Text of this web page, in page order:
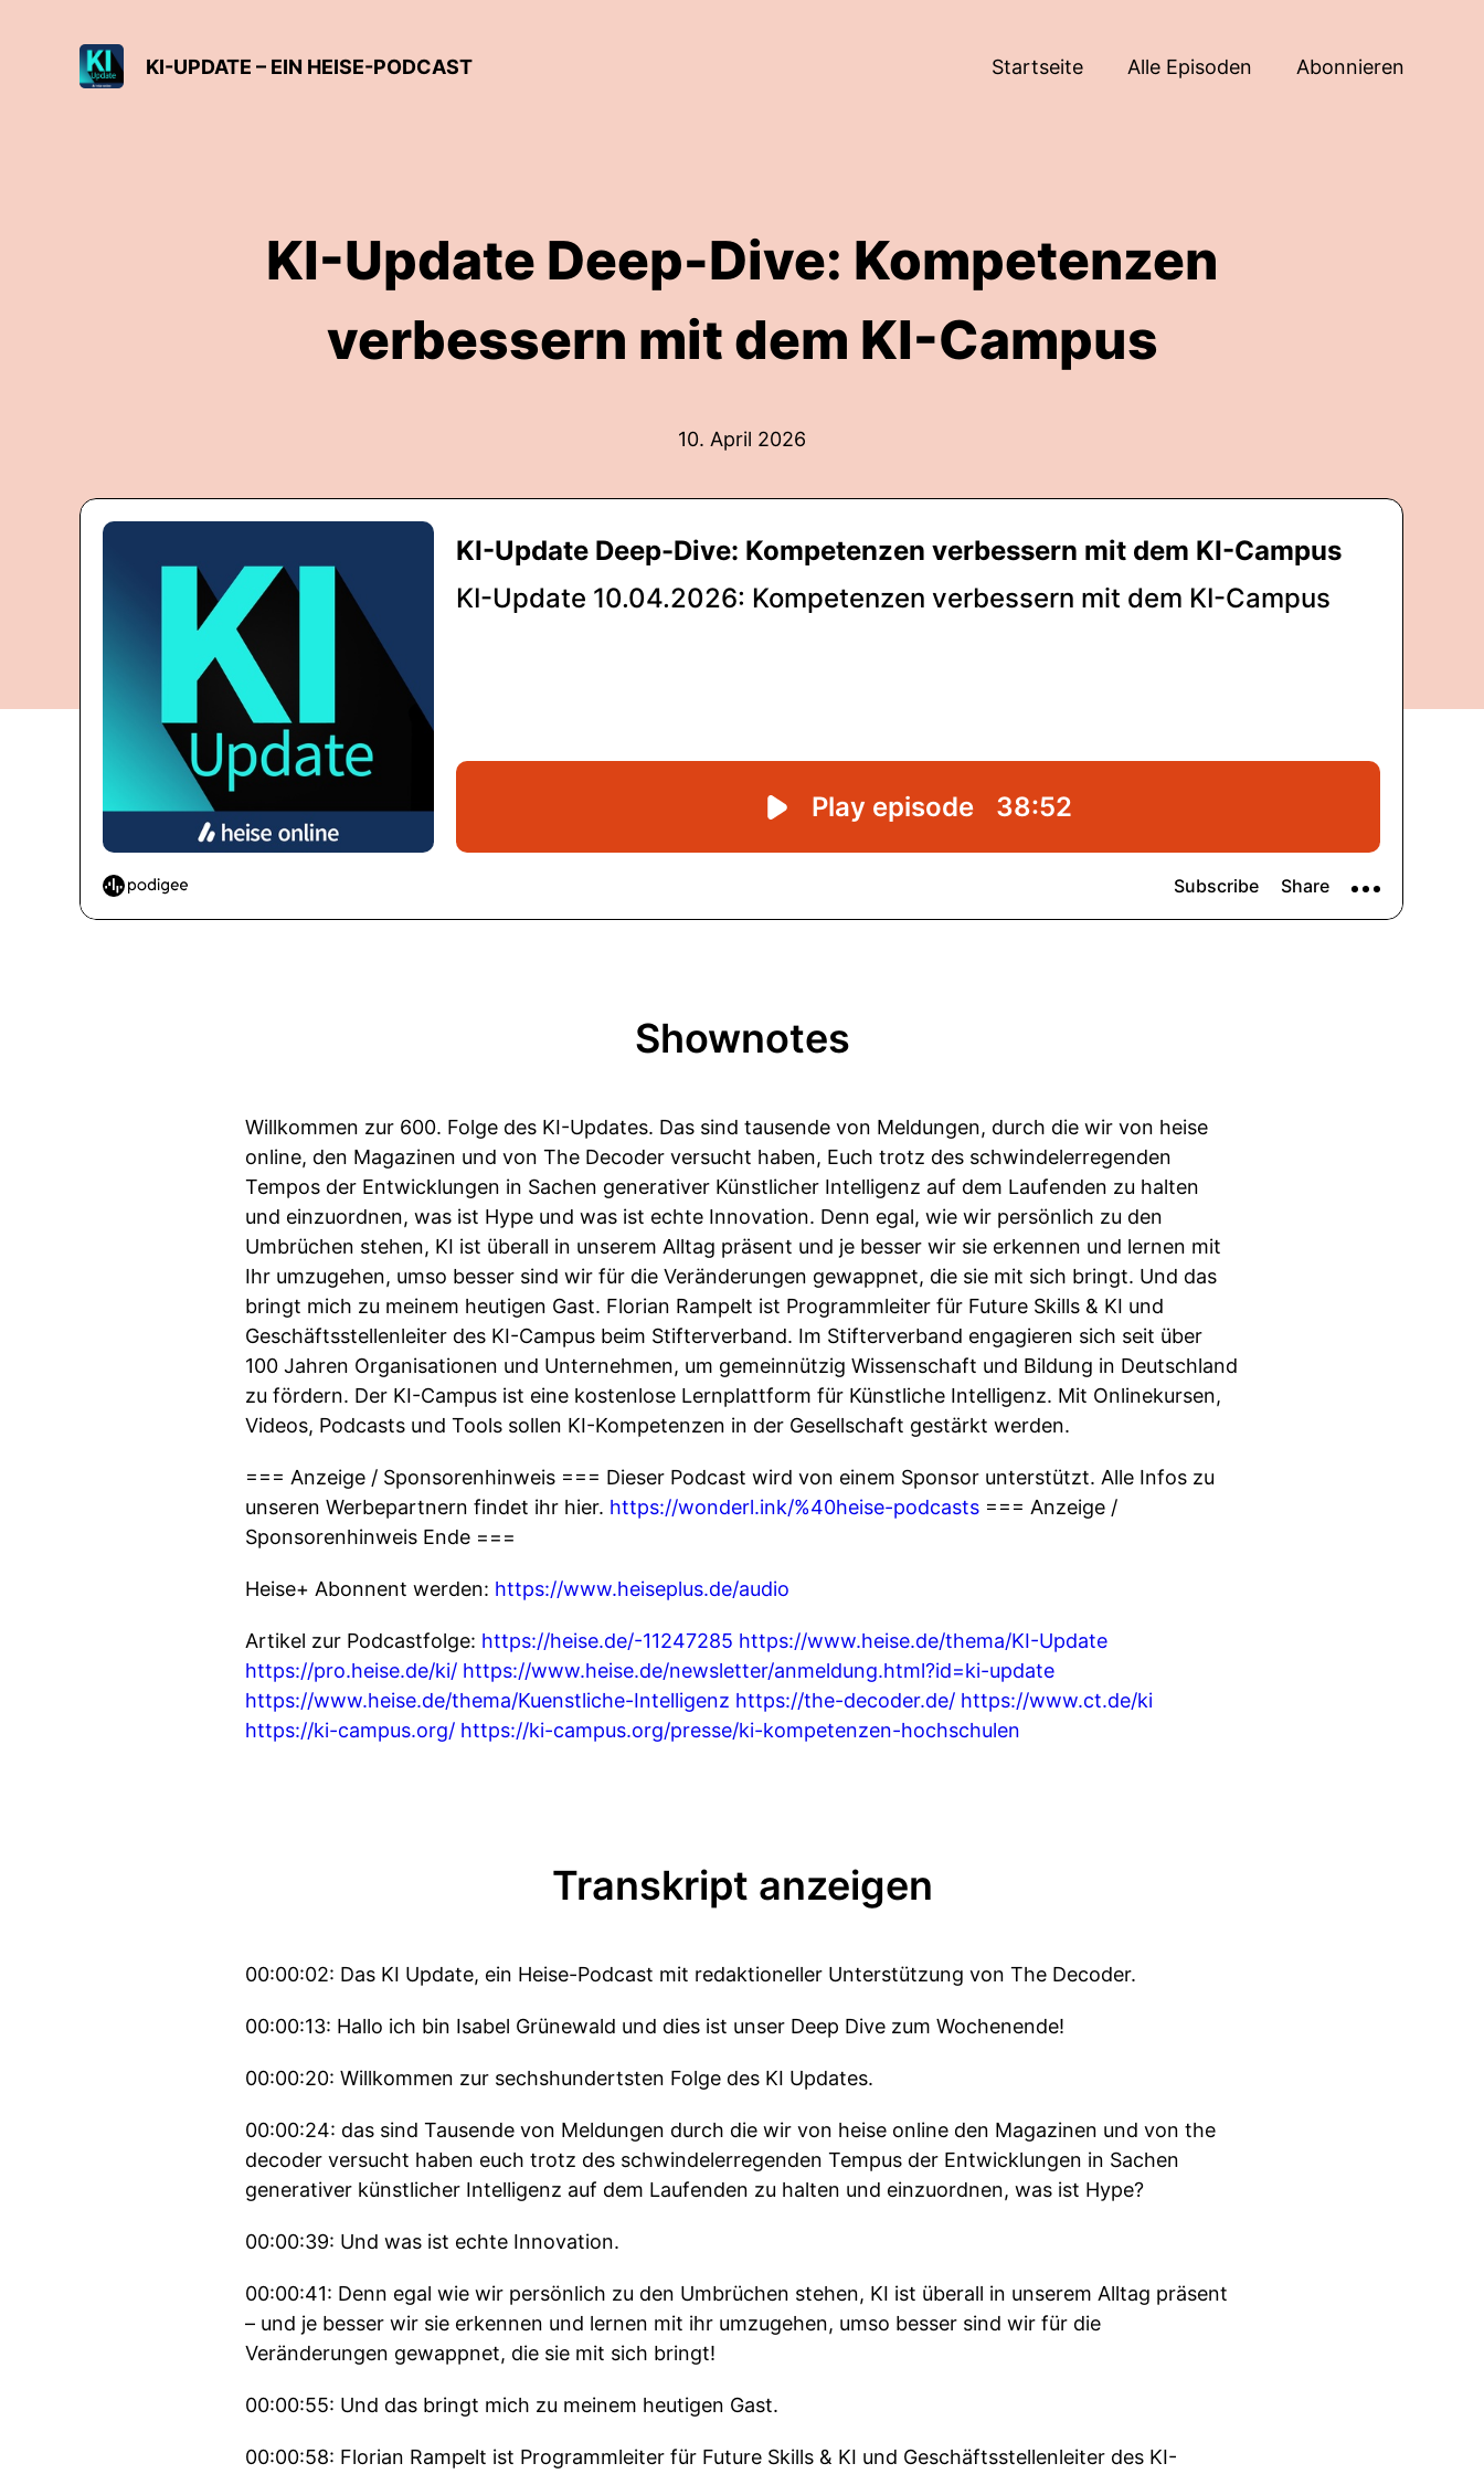
KI-UPDATE – EIN HEISE-PODCAST Startseite Alle Episoden Abonnieren
KI-Update Deep-Dive: Kompetenzen
verbessern mit dem KI-Campus
10. April 2026
Shownotes
Willkommen zur 600. Folge des KI-Updates. Das sind tausende von Meldungen, durch die wir von heise
online, den Magazinen und von The Decoder versucht haben, Euch trotz des schwindelerregenden
Tempos der Entwicklungen in Sachen generativer Künstlicher Intelligenz auf dem Laufenden zu halten
und einzuordnen, was ist Hype und was ist echte Innovation. Denn egal, wie wir persönlich zu den
Umbrüchen stehen, KI ist überall in unserem Alltag präsent und je besser wir sie erkennen und lernen mit
Ihr umzugehen, umso besser sind wir für die Veränderungen gewappnet, die sie mit sich bringt. Und das
bringt mich zu meinem heutigen Gast. Florian Rampelt ist Programmleiter für Future Skills & KI und
Geschäftsstellenleiter des KI-Campus beim Stifterverband. Im Stifterverband engagieren sich seit über
100 Jahren Organisationen und Unternehmen, um gemeinnützig Wissenschaft und Bildung in Deutschland
zu fördern. Der KI-Campus ist eine kostenlose Lernplattform für Künstliche Intelligenz. Mit Onlinekursen,
Videos, Podcasts und Tools sollen KI-Kompetenzen in der Gesellschaft gestärkt werden.
=== Anzeige / Sponsorenhinweis === Dieser Podcast wird von einem Sponsor unterstützt. Alle Infos zu
unseren Werbepartnern findet ihr hier. https://wonderl.ink/%40heise-podcasts === Anzeige /
Sponsorenhinweis Ende ===
Heise+ Abonnent werden: https://www.heiseplus.de/audio
Artikel zur Podcastfolge: https://heise.de/-11247285 https://www.heise.de/thema/KI-Update
https://pro.heise.de/ki/ https://www.heise.de/newsletter/anmeldung.html?id=ki-update
https://www.heise.de/thema/Kuenstliche-Intelligenz https://the-decoder.de/ https://www.ct.de/ki
https://ki-campus.org/ https://ki-campus.org/presse/ki-kompetenzen-hochschulen
Transkript anzeigen
00:00:02: Das KI Update, ein Heise-Podcast mit redaktioneller Unterstützung von The Decoder.
00:00:13: Hallo ich bin Isabel Grünewald und dies ist unser Deep Dive zum Wochenende!
00:00:20: Willkommen zur sechshundertsten Folge des KI Updates.
00:00:24: das sind Tausende von Meldungen durch die wir von heise online den Magazinen und von the
decoder versucht haben euch trotz des schwindelerregenden Tempus der Entwicklungen in Sachen
generativer künstlicher Intelligenz auf dem Laufenden zu halten und einzuordnen, was ist Hype?
00:00:39: Und was ist echte Innovation.
00:00:41: Denn egal wie wir persönlich zu den Umbrüchen stehen, KI ist überall in unserem Alltag präsent
– und je besser wir sie erkennen und lernen mit ihr umzugehen, umso besser sind wir für die
Veränderungen gewappnet, die sie mit sich bringt!
00:00:55: Und das bringt mich zu meinem heutigen Gast.
00:00:58: Florian Rampelt ist Programmleiter für Future Skills & KI und Geschäftsstellenleiter des KI-